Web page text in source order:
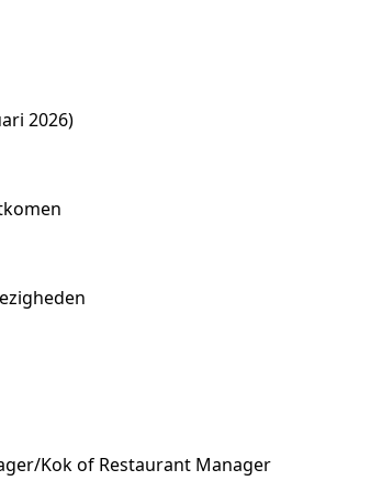
2026)
Kok of Restaurant Manager